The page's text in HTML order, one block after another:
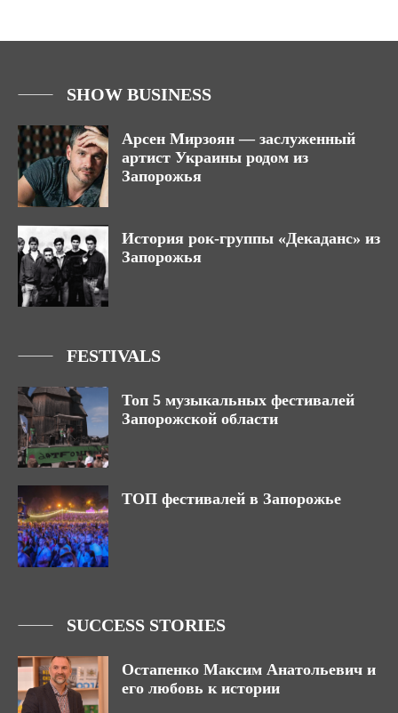
SHOW BUSINESS
Арсен Мирзоян — заслуженный
артист Украины родом из
Запорожья
История рок-группы «Декаданс» из
Запорожья
FESTIVALS
Топ 5 музыкальных фестивалей
Запорожской области
ТОП фестивалей в Запорожье
SUCCESS STORIES
Остапенко Максим Анатольевич и
его любовь к истории